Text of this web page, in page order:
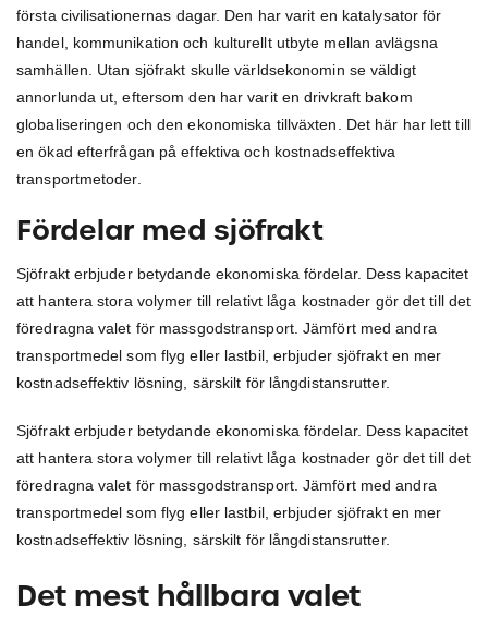
första civilisationernas dagar. Den har varit en katalysator för
handel, kommunikation och kulturellt utbyte mellan avlägsna
samhällen. Utan sjöfrakt skulle världsekonomin se väldigt
annorlunda ut, eftersom den har varit en drivkraft bakom
globaliseringen och den ekonomiska tillväxten. Det här har lett till
en ökad efterfrågan på effektiva och kostnadseffektiva
transportmetoder.
Fördelar med sjöfrakt
Sjöfrakt erbjuder betydande ekonomiska fördelar. Dess kapacitet
att hantera stora volymer till relativt låga kostnader gör det till det
föredragna valet för massgodstransport. Jämfört med andra
transportmedel som flyg eller lastbil, erbjuder sjöfrakt en mer
kostnadseffektiv lösning, särskilt för långdistansrutter.
Sjöfrakt erbjuder betydande ekonomiska fördelar. Dess kapacitet
att hantera stora volymer till relativt låga kostnader gör det till det
föredragna valet för massgodstransport. Jämfört med andra
transportmedel som flyg eller lastbil, erbjuder sjöfrakt en mer
kostnadseffektiv lösning, särskilt för långdistansrutter.
Det mest hållbara valet